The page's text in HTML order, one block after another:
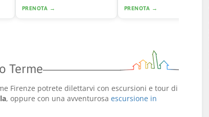
PRENOTA → PRENOTA →
Terme
Firenze potrete dilettarvi con escursioni e tour di
, oppure con una avventurosa escursione in